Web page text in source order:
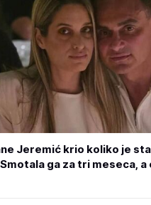
Jeremić krio koliko je
ga za tri meseca, a